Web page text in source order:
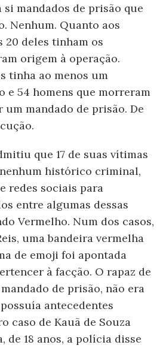
mandados de prisão que
Nenhum. Quanto aos
20 deles tinham os
origem à operação.
tinha ao menos um
e 54 homens que morreram
um mandado de prisão. De
que 17 de suas vítimas
histórico criminal,
redes sociais para
entre algumas dessas
Vermelho. Num dos casos,
uma bandeira vermelha
de emoji foi apontada
à facção. O rapaz de
de prisão, não era
antecedentes
caso de Kauã de Souza
de 18 anos, a polícia disse